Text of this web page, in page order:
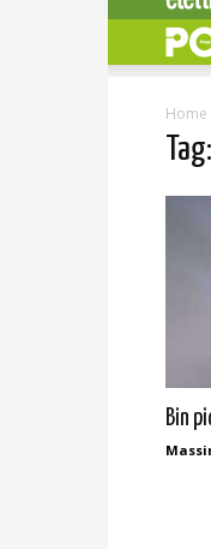
Home
Bin